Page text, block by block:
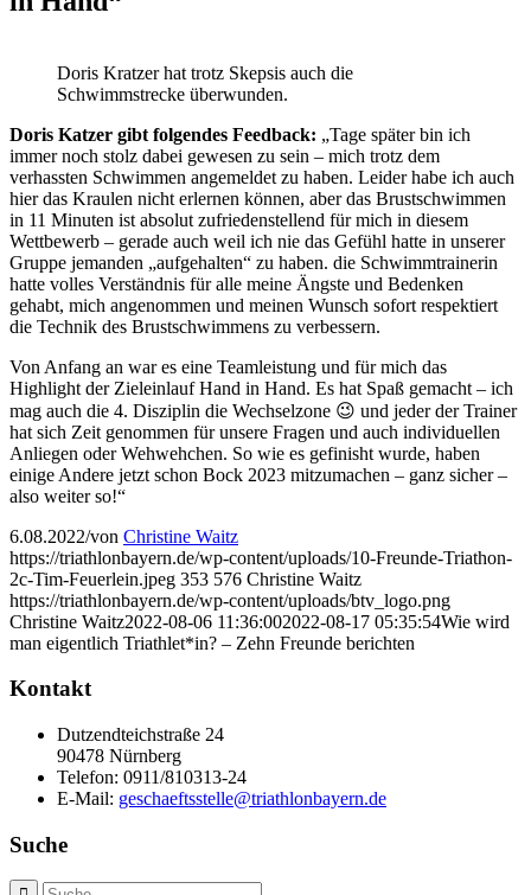
Doris Kratzer hat trotz Skepsis auch die
Schwimmstrecke überwunden.
Doris Katzer gibt folgendes Feedback: „Tage später bin ich
immer noch stolz dabei gewesen zu sein – mich trotz dem
verhassten Schwimmen angemeldet zu haben. Leider habe ich auch
hier das Kraulen nicht erlernen können, aber das Brustschwimmen
in 11 Minuten ist absolut zufriedenstellend für mich in diesem
Wettbewerb – gerade auch weil ich nie das Gefühl hatte in unserer
Gruppe jemanden „aufgehalten“ zu haben. die Schwimmtrainerin
hatte volles Verständnis für alle meine Ängste und Bedenken
gehabt, mich angenommen und meinen Wunsch sofort respektiert
die Technik des Brustschwimmens zu verbessern.
Von Anfang an war es eine Teamleistung und für mich das
Highlight der Zieleinlauf Hand in Hand. Es hat Spaß gemacht – ich
mag auch die 4. Disziplin die Wechselzone 😉 und jeder der Trainer
hat sich Zeit genommen für unsere Fragen und auch individuellen
Anliegen oder Wehwehchen. So wie es gefinisht wurde, haben
einige Andere jetzt schon Bock 2023 mitzumachen – ganz sicher –
also weiter so!“
6.08.2022/von Christine Waitz
https://triathlonbayern.de/wp-content/uploads/10-Freunde-Triathon-
2c-Tim-Feuerlein.jpeg 353 576 Christine Waitz
https://triathlonbayern.de/wp-content/uploads/btv_logo.png
Christine Waitz2022-08-06 11:36:002022-08-17 05:35:54Wie wird
man eigentlich Triathlet*in? – Zehn Freunde berichten
Kontakt
Dutzendteichstraße 24
90478 Nürnberg
Telefon: 0911/810313-24
E-Mail: geschaeftsstelle@triathlonbayern.de
Suche